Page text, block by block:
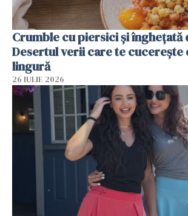
Crumble cu piersici și înghețată
Desertul verii care te cucerește
lingură
26 IULIE 2026